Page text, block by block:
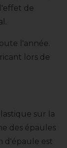
de
l'année.
lors de
sur la
des épaules
d'épaule est